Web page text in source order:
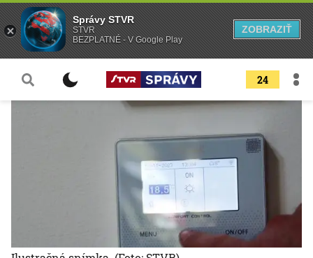
24
Správy STVR
STVR
BEZPLATNÉ - V Google Play
ZOBRAZIŤ